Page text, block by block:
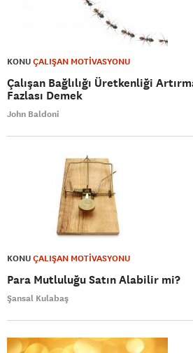
KONUÇALIŞAN MOTİVASYONU
Çalışan Bağlılığı Üretkenliği
Fazlası Demek
John Baldoni
KONUÇALIŞAN MOTİVASYONU
Para Mutluluğu Satın Alabilir mi?
Şansal Kulabaş